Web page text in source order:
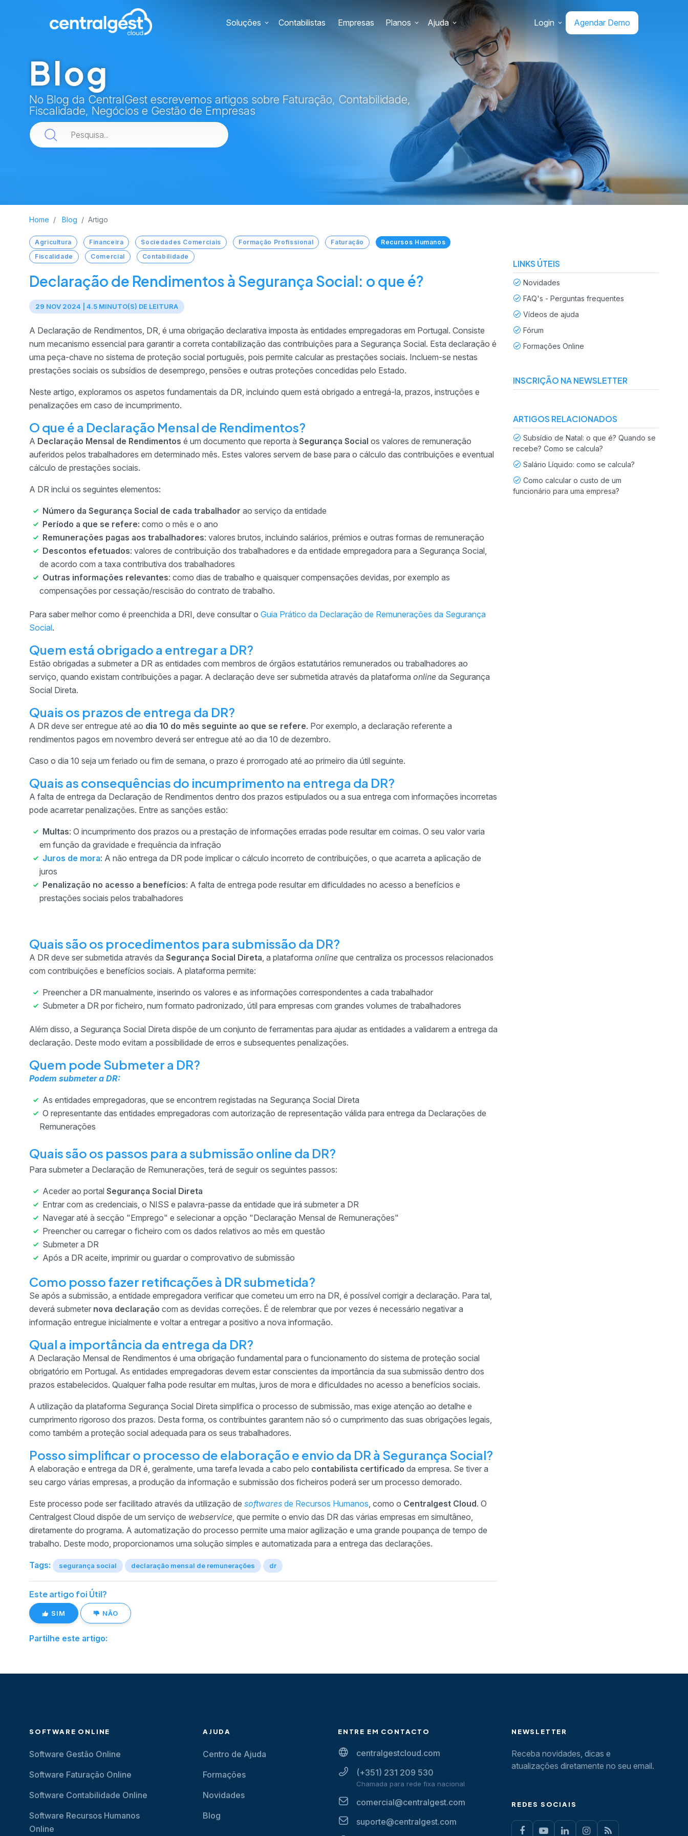
Soluções Contabilistas Empresas Planos Ajuda Login Agendar Demo
Blog
No Blog da CentralGest escrevemos artigos sobre Faturação, Contabilidade,
Fiscalidade, Negócios e Gestão de Empresas
Home Blog Artigo
Agricultura Financeira Sociedades Comerciais Formação Profissional Faturação
Recursos Humanos
Fiscalidade
Comercial Contabilidade
Declaração de Rendimentos à Segurança Social: o que é?
29 NOV 2024 | 4.5 MINUTO(S) DE LEITURA
A Declaração de Rendimentos, DR, é uma obrigação declarativa imposta às entidades empregadoras em Portugal. Consiste
num mecanismo essencial para garantir a correta contabilização das contribuições para a Segurança Social. Esta declaração é
uma peça-chave no sistema de proteção social português, pois permite calcular as prestações sociais. Incluem-se nestas
prestações sociais os subsídios de desemprego, pensões e outras proteções concedidas pelo Estado.
Neste artigo, exploramos os aspetos fundamentais da DR, incluindo quem está obrigado a entregá-la, prazos, instruções e
penalizações em caso de incumprimento.
O que é a Declaração Mensal de Rendimentos?
A Declaração Mensal de Rendimentos é um documento que reporta à Segurança Social os valores de remuneração
auferidos pelos trabalhadores em determinado mês. Estes valores servem de base para o cálculo das contribuições e eventual
cálculo de prestações sociais.
A DR inclui os seguintes elementos:
Número da Segurança Social de cada trabalhador ao serviço da entidade
Período a que se refere: como o mês e o ano
Remunerações pagas aos trabalhadores: valores brutos, incluindo salários, prémios e outras formas de remuneração
Descontos efetuados: valores de contribuição dos trabalhadores e da entidade empregadora para a Segurança Social,
de acordo com a taxa contributiva dos trabalhadores
Outras informações relevantes: como dias de trabalho e quaisquer compensações devidas, por exemplo as
compensações por cessação/rescisão do contrato de trabalho.
Para saber melhor como é preenchida a DRI, deve consultar o Guia Prático da Declaração de Remunerações da Segurança
Social.
Quem está obrigado a entregar a DR?
Estão obrigadas a submeter a DR as entidades com membros de órgãos estatutários remunerados ou trabalhadores ao
serviço, quando existam contribuições a pagar. A declaração deve ser submetida através da plataforma online da Segurança
Social Direta.
Quais os prazos de entrega da DR?
A DR deve ser entregue até ao dia 10 do mês seguinte ao que se refere. Por exemplo, a declaração referente a
rendimentos pagos em novembro deverá ser entregue até ao dia 10 de dezembro.
Caso o dia 10 seja um feriado ou fim de semana, o prazo é prorrogado até ao primeiro dia útil seguinte.
Quais as consequências do incumprimento na entrega da DR?
A falta de entrega da Declaração de Rendimentos dentro dos prazos estipulados ou a sua entrega com informações incorretas
pode acarretar penalizações. Entre as sanções estão:
Multas: O incumprimento dos prazos ou a prestação de informações erradas pode resultar em coimas. O seu valor varia
em função da gravidade e frequência da infração
Juros de mora: A não entrega da DR pode implicar o cálculo incorreto de contribuições, o que acarreta a aplicação de
juros
Penalização no acesso a benefícios: A falta de entrega pode resultar em dificuldades no acesso a benefícios e
prestações sociais pelos trabalhadores
Quais são os procedimentos para submissão da DR?
A DR deve ser submetida através da Segurança Social Direta, a plataforma online que centraliza os processos relacionados
com contribuições e benefícios sociais. A plataforma permite:
Preencher a DR manualmente, inserindo os valores e as informações correspondentes a cada trabalhador
Submeter a DR por ficheiro, num formato padronizado, útil para empresas com grandes volumes de trabalhadores
Além disso, a Segurança Social Direta dispõe de um conjunto de ferramentas para ajudar as entidades a validarem a entrega da
declaração. Deste modo evitam a possibilidade de erros e subsequentes penalizações.
Quem pode Submeter a DR?
Podem submeter a DR:
As entidades empregadoras, que se encontrem registadas na Segurança Social Direta
O representante das entidades empregadoras com autorização de representação válida para entrega da Declarações de
Remunerações
Quais são os passos para a submissão online da DR?
Para submeter a Declaração de Remunerações, terá de seguir os seguintes passos:
Aceder ao portal Segurança Social Direta
Entrar com as credenciais, o NISS e palavra-passe da entidade que irá submeter a DR
Navegar até à secção "Emprego" e selecionar a opção "Declaração Mensal de Remunerações"
Preencher ou carregar o ficheiro com os dados relativos ao mês em questão
Submeter a DR
Após a DR aceite, imprimir ou guardar o comprovativo de submissão
Como posso fazer retificações à DR submetida?
Se após a submissão, a entidade empregadora verificar que cometeu um erro na DR, é possível corrigir a declaração. Para tal,
deverá submeter nova declaração com as devidas correções. É de relembrar que por vezes é necessário negativar a
informação entregue inicialmente e voltar a entregar a positivo a nova informação.
Qual a importância da entrega da DR?
A Declaração Mensal de Rendimentos é uma obrigação fundamental para o funcionamento do sistema de proteção social
obrigatório em Portugal. As entidades empregadoras devem estar conscientes da importância da sua submissão dentro dos
prazos estabelecidos. Qualquer falha pode resultar em multas, juros de mora e dificuldades no acesso a benefícios sociais.
A utilização da plataforma Segurança Social Direta simplifica o processo de submissão, mas exige atenção ao detalhe e
cumprimento rigoroso dos prazos. Desta forma, os contribuintes garantem não só o cumprimento das suas obrigações legais,
como também a proteção social adequada para os seus trabalhadores.
Posso simplificar o processo de elaboração e envio da DR à Segurança Social?
A elaboração e entrega da DR é, geralmente, uma tarefa levada a cabo pelo contabilista certificado da empresa. Se tiver a
seu cargo várias empresas, a produção da informação e submissão dos ficheiros poderá ser um processo demorado.
Este processo pode ser facilitado através da utilização de softwares de Recursos Humanos, como o Centralgest Cloud. O
Centralgest Cloud dispõe de um serviço de webservice, que permite o envio das DR das várias empresas em simultâneo,
diretamente do programa. A automatização do processo permite uma maior agilização e uma grande poupança de tempo de
trabalho. Deste modo, proporcionamos uma solução simples e automatizada para a entrega das declarações.
Tags: segurança social declaração mensal de remunerações dr
Este artigo foi Útil?
SIM NÃO
Partilhe este artigo:
LINKS ÚTEIS
Novidades
FAQ's - Perguntas frequentes
Vídeos de ajuda
Fórum
Formações Online
INSCRIÇÃO NA NEWSLETTER
ARTIGOS RELACIONADOS
Subsídio de Natal: o que é? Quando se
recebe? Como se calcula?
Salário Líquido: como se calcula?
Como calcular o custo de um
funcionário para uma empresa?
SOFTWARE ONLINE
Software Gestão Online
Software Faturação Online
Software Contabilidade Online
Software Recursos Humanos
Online
AJUDA
Centro de Ajuda
Formações
Novidades
Blog
ENTRE EM CONTACTO
centralgestcloud.com
(+351) 231 209 530
Chamada para rede fixa nacional
comercial@centralgest.com
suporte@centralgest.com
NEWSLETTER
Receba novidades, dicas e
atualizações diretamente no seu email.
REDES SOCIAIS